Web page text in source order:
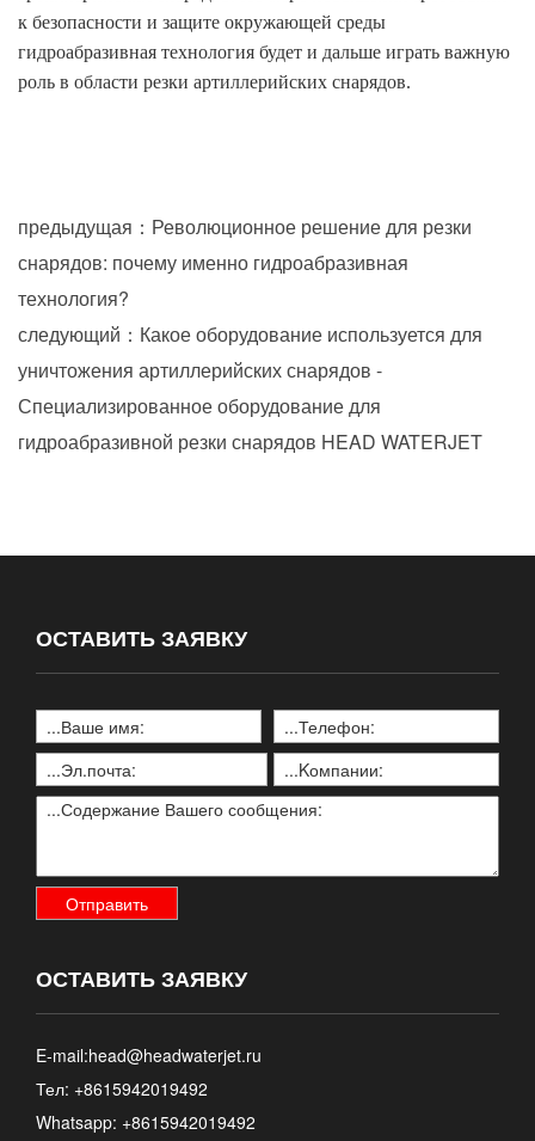
к безопасности и защите окружающей среды
гидроабразивная технология будет и дальше играть важную
роль в области резки артиллерийских снарядов.
предыдущая：Революционное решение для резки
снарядов: почему именно гидроабразивная
технология?
следующий：Какое оборудование используется для
уничтожения артиллерийских снарядов -
Специализированное оборудование для
гидроабразивной резки снарядов HEAD WATERJET
ОСТАВИТЬ ЗАЯВКУ
ОСТАВИТЬ ЗАЯВКУ
E-mail:head@headwaterjet.ru
Тел: +8615942019492
Whatsapp: +8615942019492